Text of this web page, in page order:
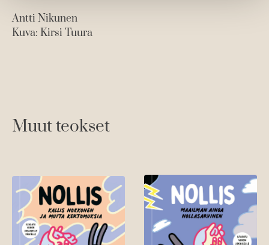
Antti Nikunen
Kuva: Kirsi Tuura
Muut teokset